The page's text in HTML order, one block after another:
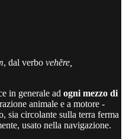
, dal verbo vehĕre,
in generale ad ogni mezzo di
animale e a motore -
sia circolante sulla terra ferma
usato nella navigazione.